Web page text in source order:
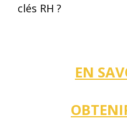
clés RH ?
EN